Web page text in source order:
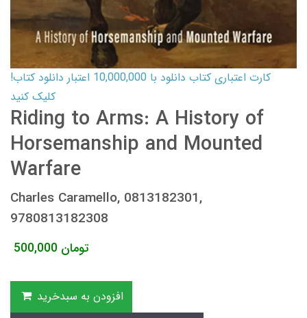
کارت اعتباری کتاب دانلود با 10,000,000 اعتبار دانلود کتاب!
کلیک کنید
Riding to Arms: A History of
Horsemanship and Mounted
Warfare
Charles Caramello, 0813182301,
9780813182308
500,000 تومان
افزودن به سبدخرید